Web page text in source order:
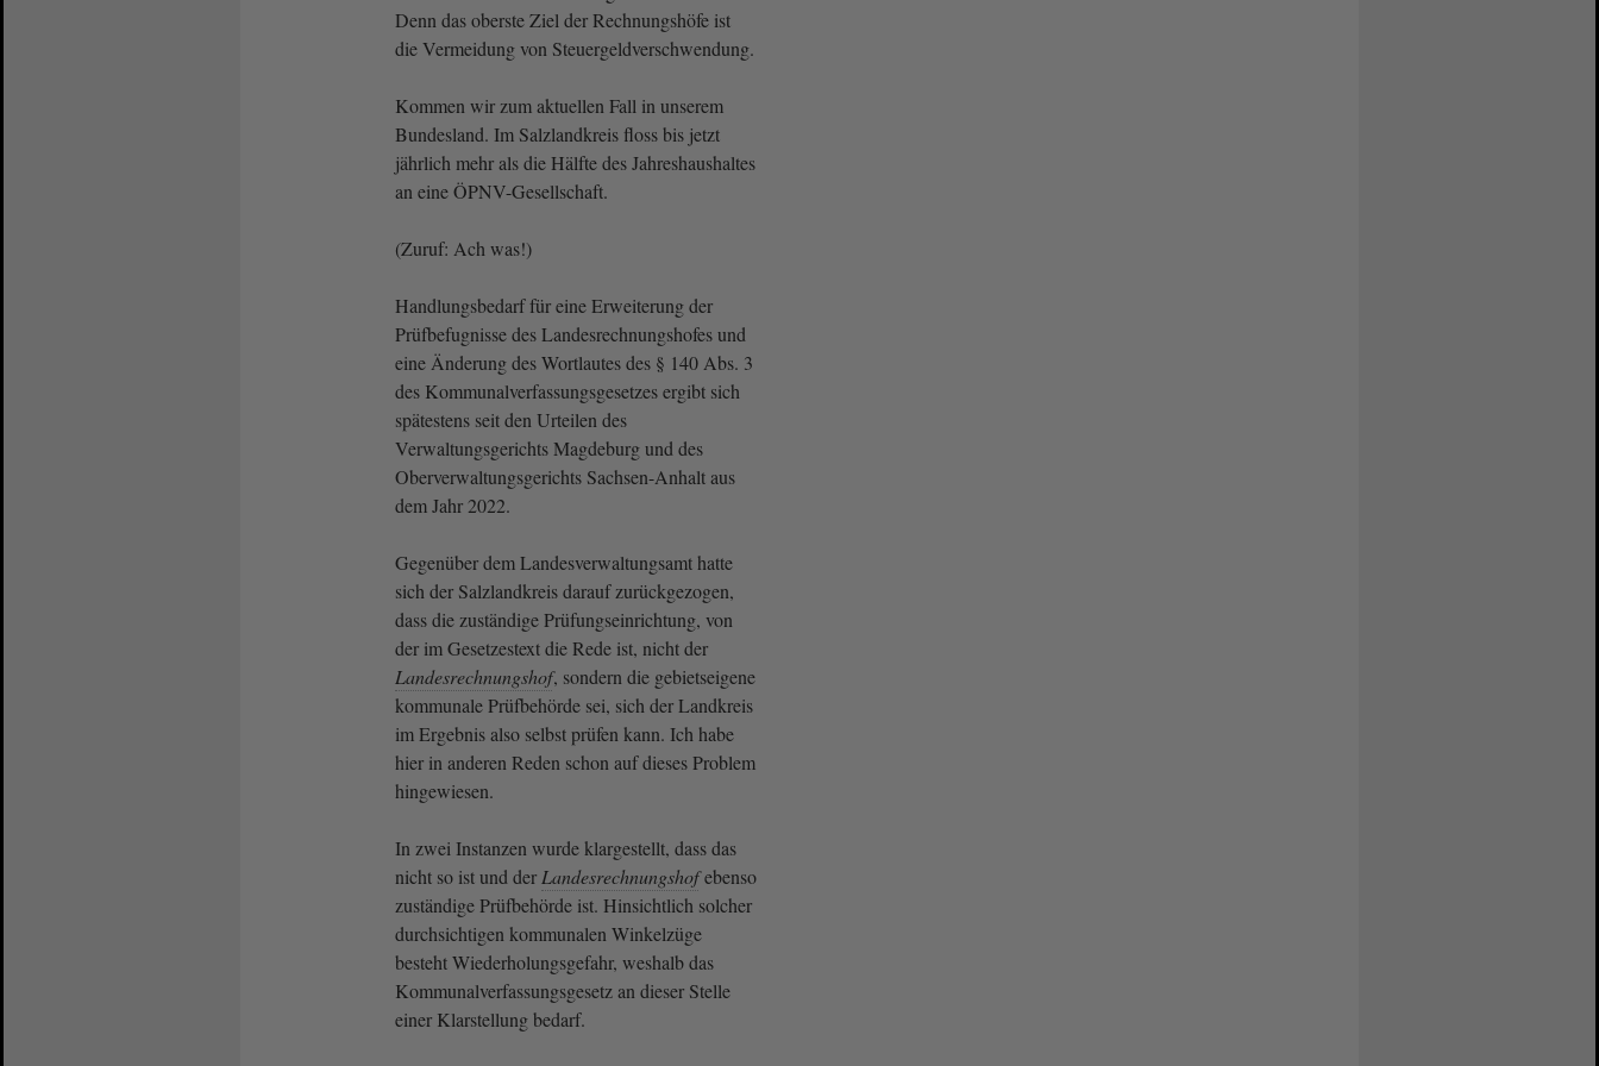
Denn das oberste Ziel der Rechnungshöfe ist
die Vermeidung von Steuergeldverschwendung.
Kommen wir zum aktuellen Fall in unserem
Bundesland. Im Salzlandkreis floss bis jetzt
jährlich mehr als die Hälfte des Jahreshaushaltes
an eine ÖPNV-Gesellschaft.
(Zuruf: Ach was!)
Handlungsbedarf für eine Erweiterung der
Prüfbefugnisse des Landesrechnungshofes und
eine Änderung des Wortlautes des § 140 Abs. 3
des Kommunalverfassungsgesetzes ergibt sich
spätestens seit den Urteilen des
Verwaltungsgerichts Magdeburg und des
Oberverwaltungsgerichts Sachsen-Anhalt aus
dem Jahr 2022.
Gegenüber dem Landesverwaltungsamt hatte
sich der Salzlandkreis darauf zurückgezogen,
dass die zuständige Prüfungseinrichtung, von
der im Gesetzestext die Rede ist, nicht der
Landesrechnungshof, sondern die gebietseigene
kommunale Prüfbehörde sei, sich der Landkreis
im Ergebnis also selbst prüfen kann. Ich habe
hier in anderen Reden schon auf dieses Problem
hingewiesen.
In zwei Instanzen wurde klargestellt, dass das
nicht so ist und der Landesrechnungshofebenso
zuständige Prüfbehörde ist. Hinsichtlich solcher
durchsichtigen kommunalen Winkelzüge
besteht Wiederholungsgefahr, weshalb das
Kommunalverfassungsgesetz an dieser Stelle
einer Klarstellung bedarf.